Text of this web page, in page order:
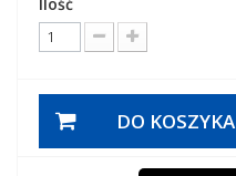
DO KOSZYKA